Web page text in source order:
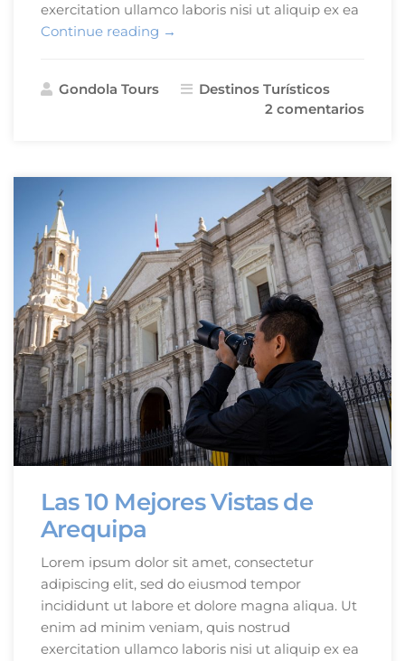
exercitation ullamco laboris nisi ut aliquip ex ea
Continue reading «7
Para
→
Gondola Tours
Destinos Turísticos
2 comentarios
Las 10 Mejores Vistas de
Arequipa
Lorem ipsum dolor sit amet, consectetur
adipiscing elit, sed do eiusmod tempor
incididunt ut labore et dolore magna aliqua. Ut
enim ad minim veniam, quis nostrud
exercitation ullamco laboris nisi ut aliquip ex ea